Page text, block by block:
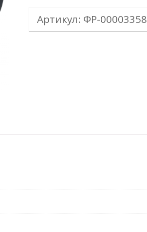
ТЕХНОНИКОЛЬ
МАКСИ
Артикул: ФР-00003358